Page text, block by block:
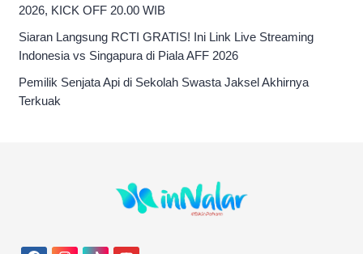
2026, KICK OFF 20.00 WIB
Siaran Langsung RCTI GRATIS! Ini Link Live Streaming
Indonesia vs Singapura di Piala AFF 2026
Pemilik Senjata Api di Sekolah Swasta Jaksel Akhirnya
Terkuak